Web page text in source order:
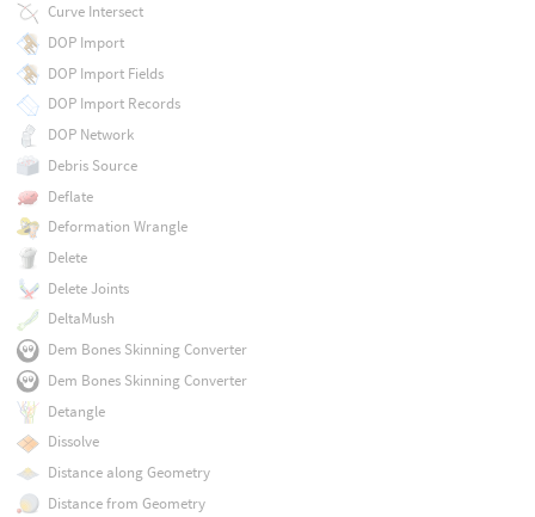
Curve Intersect
DOP Import
DOP Import Fields
DOP Import Records
DOP Network
Debris Source
Deflate
Deformation Wrangle
Delete
Delete Joints
DeltaMush
Dem Bones Skinning Converter
Dem Bones Skinning Converter
Detangle
Dissolve
Distance along Geometry
Distance from Geometry